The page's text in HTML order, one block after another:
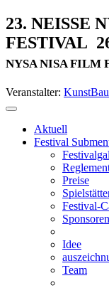
23. NEISSE
FESTIVAL
NYSA NISA FILM
Veranstalter:
Aktuell
Festival
Preise
Festival-
Idee
Team